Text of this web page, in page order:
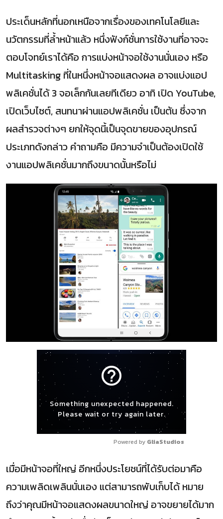
ประเด็นหลักที่นอกเหนือจากเรื่องของเทคโนโลยีและ
นวัตกรรมที่ล้ำหน้าแล้ว หนึ่งฟังก์ชั่นการใช้งานที่อาจจะ
ตอบโจทย์เราได้คือ การแบ่งหน้าจอใช้งานนั่นเอง หรือ
Multitasking ที่ในหนึ่งหน้าจอแสดงผล อาจแบ่งแอป
พลิเคชั่นได้ 3 จอเล็กกันเลยทีเดียว อาทิ เปิด YouTube,
เปิดเว็บไซต์, สนทนาผ่านแอปพลิเคชั่น เป็นต้น ซึ่งจาก
ผลสำรวจต่างๆ ยกให้จุดนี้เป็นจุดขายของอุปกรณ์
ประเภทดังกล่าว คำถามคือ มีความจำเป็นต้องเปิดใช้
งานแอปพลิเคชั่นมากถึงขนาดนั้นหรือไม่
help_outline
Something unexpected happened.
Please wait or try again later.
Powered by GliaStudios
เมื่อมีหน้าจอที่ใหญ่ อีกหนึ่งประโยชน์ที่ได้รับต่อมาคือ
ความเพลิดเพลินนั่นเอง แต่สามารถพับเก็บได้ หมาย
ถึงว่าคุณมีหน้าจอแสดงผลขนาดใหญ่ อาจขยายได้มาก